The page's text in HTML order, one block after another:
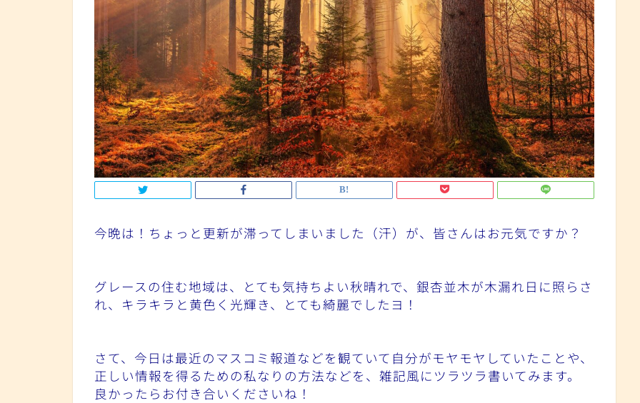
今晩は！ちょっと更新が滞ってしまいました（汗）が、皆さんはお元気ですか？
グレースの住む地域は、とても気持ちよい秋晴れで、銀杏並木が木漏れ日に照らさ
れ、キラキラと黄色く光輝き、とても綺麗でしたヨ！
さて、今日は最近のマスコミ報道などを観ていて自分がモヤモヤしていたことや、
正しい情報を得るための私なりの方法などを、雑記風にツラツラ書いてみます。
良かったらお付き合いくださいね！